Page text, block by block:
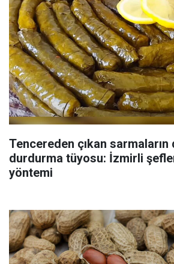
Tencereden çıkan sarmaların
durdurma tüyosu: İzmirli
yöntemi